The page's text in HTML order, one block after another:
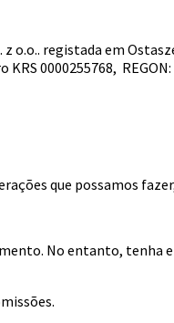
o.o.. registada em
0000255768, REGON:
que possamos
No entanto, tenha